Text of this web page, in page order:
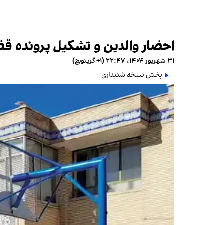
احضار والدین و تشکیل پرونده
۳۱ شهریور ۱۴۰۴، ۲۲:۴۷ (‎+۱ گرینویچ)
پخش نسخه شنیداری